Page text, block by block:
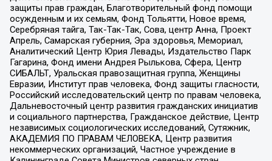
защиты прав граждан, Благотворительный фонд помощи
осужденным и их семьям, Фонд Тольятти, Новое время,
Серебряная тайга, Так-Так-Так, Сова, центр Анна, Проект
Апрель, Самарская губерния, Эра здоровья, Мемориал,
Аналитический Центр Юрия Левады, Издательство Парк
Гагарина, Фонд имени Андрея Рылькова, Сфера, Центр
СИБАЛЬТ, Уральская правозащитная группа, Женщины
Евразии, Институт прав человека, Фонд защиты гласности,
Российский исследовательский центр по правам человека,
Дальневосточный центр развития гражданских инициатив
и социального партнерства, Гражданское действие, Центр
независимых социологических исследований, Сутяжник,
АКАДЕМИЯ ПО ПРАВАМ ЧЕЛОВЕКА, Центр развития
некоммерческих организаций, Частное учреждение в